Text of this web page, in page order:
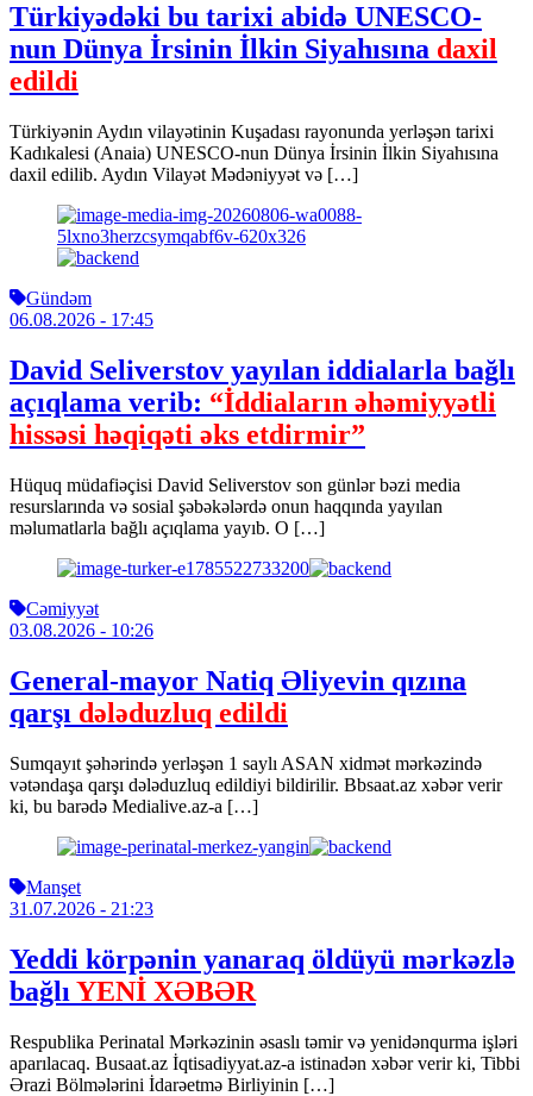
Türkiyədəki bu tarixi abidə UNESCO-
nun Dünya İrsinin İlkin Siyahısına daxil
edildi
Türkiyənin Aydın vilayətinin Kuşadası rayonunda yerləşən tarixi
Kadıkalesi (Anaia) UNESCO-nun Dünya İrsinin İlkin Siyahısına
daxil edilib. Aydın Vilayət Mədəniyyət və […]
Gündəm
06.08.2026 - 17:45
David Seliverstov yayılan iddialarla bağlı
açıqlama verib: “İddiaların əhəmiyyətli
hissəsi həqiqəti əks etdirmir”
Hüquq müdafiəçisi David Seliverstov son günlər bəzi media
resurslarında və sosial şəbəkələrdə onun haqqında yayılan
məlumatlarla bağlı açıqlama yayıb. O […]
Cəmiyyət
03.08.2026 - 10:26
General-mayor Natiq Əliyevin qızına
qarşı dələduzluq edildi
Sumqayıt şəhərində yerləşən 1 saylı ASAN xidmət mərkəzində
vətəndaşa qarşı dələduzluq edildiyi bildirilir. Bbsaat.az xəbər verir
ki, bu barədə Medialive.az-a […]
Manşet
31.07.2026 - 21:23
Yeddi körpənin yanaraq öldüyü mərkəzlə
bağlı YENİ XƏBƏR
Respublika Perinatal Mərkəzinin əsaslı təmir və yenidənqurma işləri
aparılacaq. Busaat.az İqtisadiyyat.az-a istinadən xəbər verir ki, Tibbi
Ərazi Bölmələrini İdarəetmə Birliyinin […]